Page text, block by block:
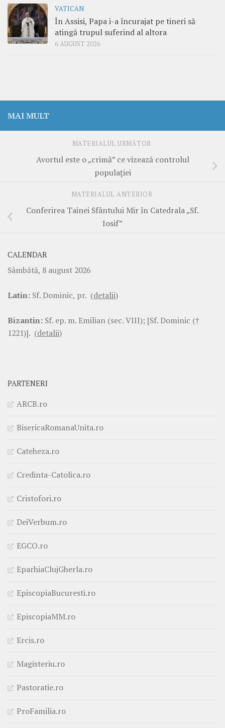
VATICAN
În Assisi, Papa i-a încurajat pe tineri să
atingă trupul suferind al altora
6 AUGUST 2026
MAI MULT
MATERIALUL URMĂTOR
Avortul este o „crimă” ce vizează controlul
populaţiei
MATERIALUL ANTERIOR
Conferirea Tainei Sfântului Mir în Catedrala „Sf.
Iosif”
CALENDAR
Sâmbătă, 8 august 2026
Latin: Sf. Dominic, pr. (detalii)
Bizantin: Sf. ep. m. Emilian (sec. VIII); [Sf. Dominic (†
1221)]. (detalii)
PARTENERI
ARCB.ro
BisericaRomanaUnita.ro
Cateheza.ro
Credinta-Catolica.ro
Cristofori.ro
DeiVerbum.ro
EGCO.ro
EparhiaClujGherla.ro
EpiscopiaBucuresti.ro
EpiscopiaMM.ro
Ercis.ro
Magisteriu.ro
Pastoratie.ro
ProFamilia.ro